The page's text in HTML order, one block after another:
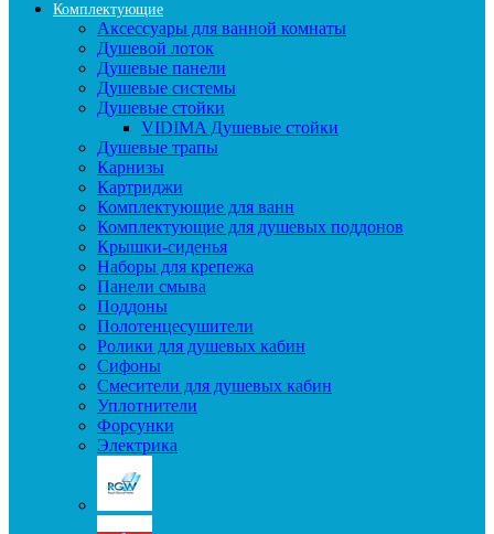
Комплектующие
Аксессуары для ванной комнаты
Душевой лоток
Душевые панели
Душевые системы
Душевые стойки
VIDIMA Душевые стойки
Душевые трапы
Карнизы
Картриджи
Комплектующие для ванн
Комплектующие для душевых поддонов
Крышки-сиденья
Наборы для крепежа
Панели смыва
Поддоны
Полотенцесушители
Ролики для душевых кабин
Сифоны
Смесители для душевых кабин
Уплотнители
Форсунки
Электрика